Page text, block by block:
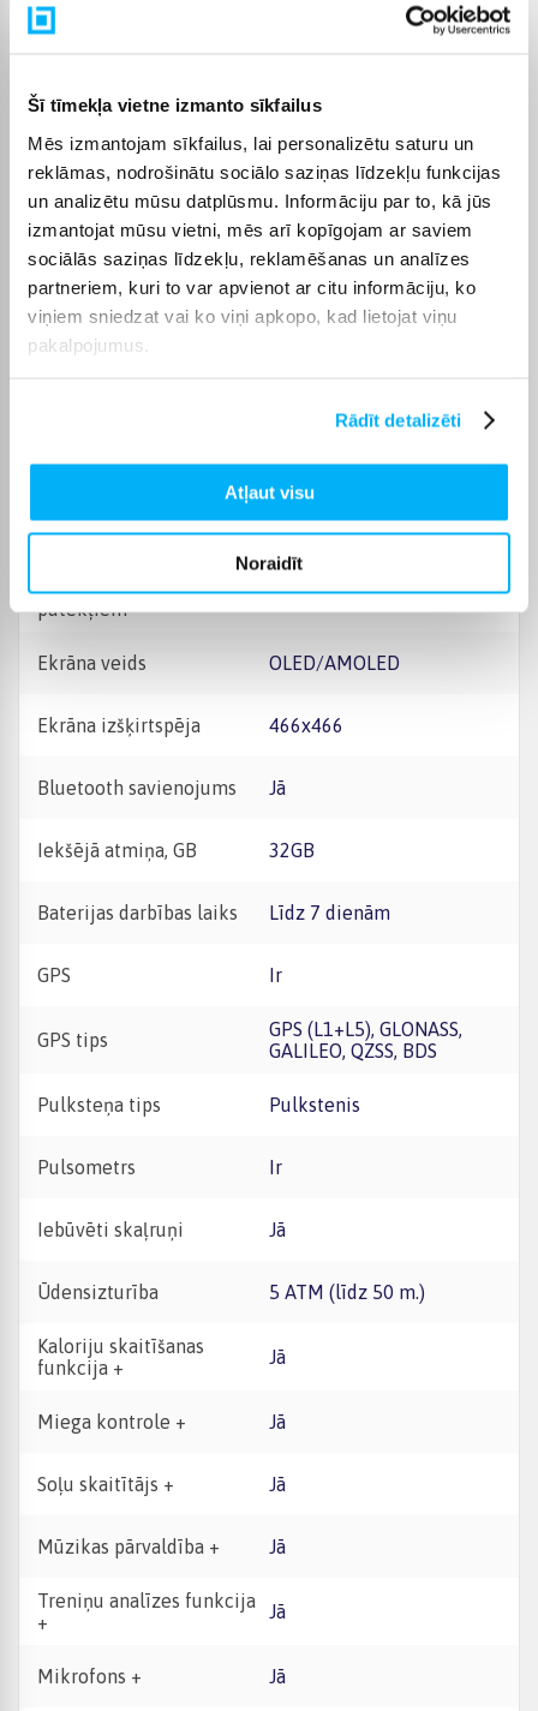
Šī tīmekļa vietne izmanto sīkfailus
Mēs izmantojam sīkfailus, lai personalizētu saturu un
reklāmas, nodrošinātu sociālo saziņas līdzekļu funkcijas
un analizētu mūsu datplūsmu. Informāciju par to, kā jūs
izmantojat mūsu vietni, mēs arī kopīgojam ar saviem
sociālās saziņas līdzekļu, reklamēšanas un analīzes
partneriem, kuri to var apvienot ar citu informāciju, ko
viņiem sniedzat vai ko viņi apkopo, kad lietojat viņu
pakalpojumus.
Rādīt detalizēti
Atļaut visu
Noraidīt
Raksturlielumi
Rokassprādzes veids Metāls
Rāmja izmērs (mm) 41
Ekrāna forma
Stikla tips Vienkāršs stikls
eSIM Nē
Noturība pret ūdeni un
putekļiem
5 ATM
Ekrāna veids OLED/AMOLED
Ekrāna izšķirtspēja 466x466
Bluetooth savienojums Jā
Iekšējā atmiņa, GB 32GB
Baterijas darbības laiks Līdz 7 dienām
GPS Ir
GPS tips
GPS (L1+L5), GLONASS,
GALILEO, QZSS, BDS
Pulksteņa tips Pulkstenis
Pulsometrs Ir
Iebūvēti skaļruņi Jā
Ūdensizturība 5 ATM (līdz 50 m.)
Kaloriju skaitīšanas
funkcija +
Jā
Miega kontrole + Jā
Soļu skaitītājs + Jā
Mūzikas pārvaldība + Jā
Treniņu analīzes funkcija
+
Jā
Mikrofons + Jā